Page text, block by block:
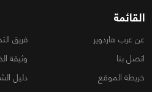
القائمة
عن عرب هاردوير
فريق
اتصل بنا
وثيقة
خريطة الموقع
دليل